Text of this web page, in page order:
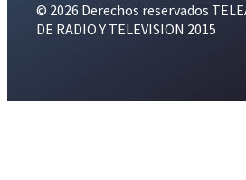
© 2026 Derechos reservados
DE RADIO Y TELEVISION 2015